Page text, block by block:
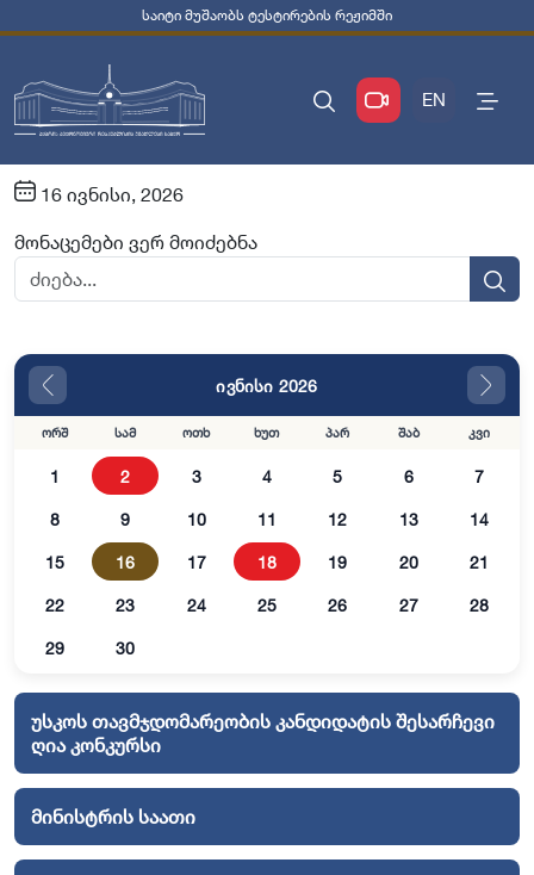
საიტი მუშაობს ტესტირების რეჟიმში
EN
16 ივნისი, 2026
მონაცემები ვერ მოიძებნა
ივნისი 2026
ორშ სამ ოთხ ხუთ პარ შაბ კვი
1 2 3 4 5 6 7
8 9 10 11 12 13 14
15 16 17 18 19 20 21
22 23 24 25 26 27 28
29 30
უსკოს თავმჯდომარეობის კანდიდატის შესარჩევი
ღია კონკურსი
მინისტრის საათი